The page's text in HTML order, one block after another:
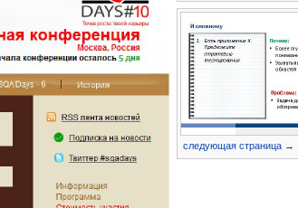
следующая страница →